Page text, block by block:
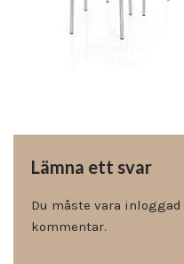
Lämna ett svar
Du måste vara inloggad
kommentar.